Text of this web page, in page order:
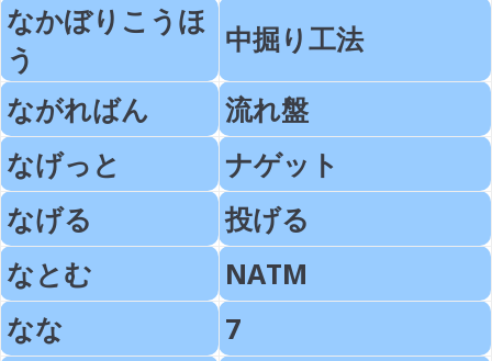
なかぼりこうほ
う
中掘り工法
ながればん
流れ盤
なげっと
ナゲット
なげる
投げる
なとむ
NATM
なな
7